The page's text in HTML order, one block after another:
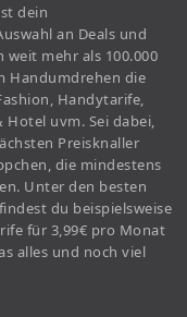
dein
an Deals und
weit mehr als 100.000
Handumdrehen die
Handytarife,
Hotel uvm. Sei dabei,
Preisknaller
die mindestens
Unter den besten
du beispielsweise
für 3,99€ pro Monat
alles und noch viel